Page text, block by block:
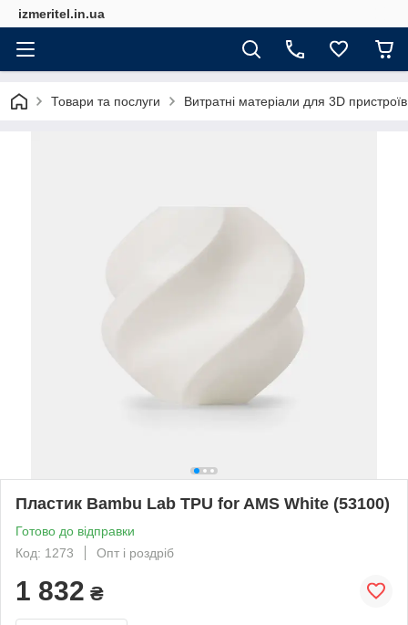
izmeritel.in.ua
Товари та послуги Витратні матеріали для 3D пристроїв
Пластик Bambu Lab TPU for AMS White (53100)
Готово до відправки
Код: 1273
Опт і роздріб
1 832 ₴